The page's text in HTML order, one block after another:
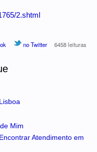
2.shtml
no Twitter 6458 leituras
Mim
Atendimento em